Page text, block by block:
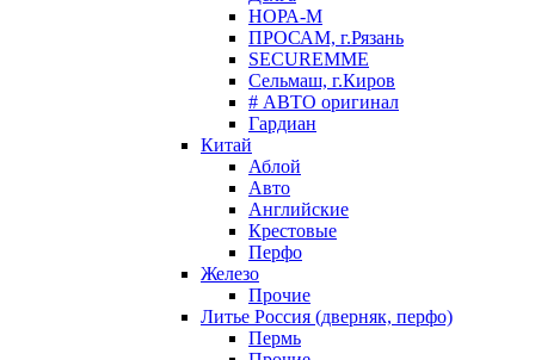
НОРА-М
ПРОСАМ, г.Рязань
SECUREMME
Сельмаш, г.Киров
# АВТО оригинал
Гардиан
Китай
Аблой
Авто
Английские
Крестовые
Перфо
Железо
Прочие
Литье Россия (дверняк, перфо)
Пермь